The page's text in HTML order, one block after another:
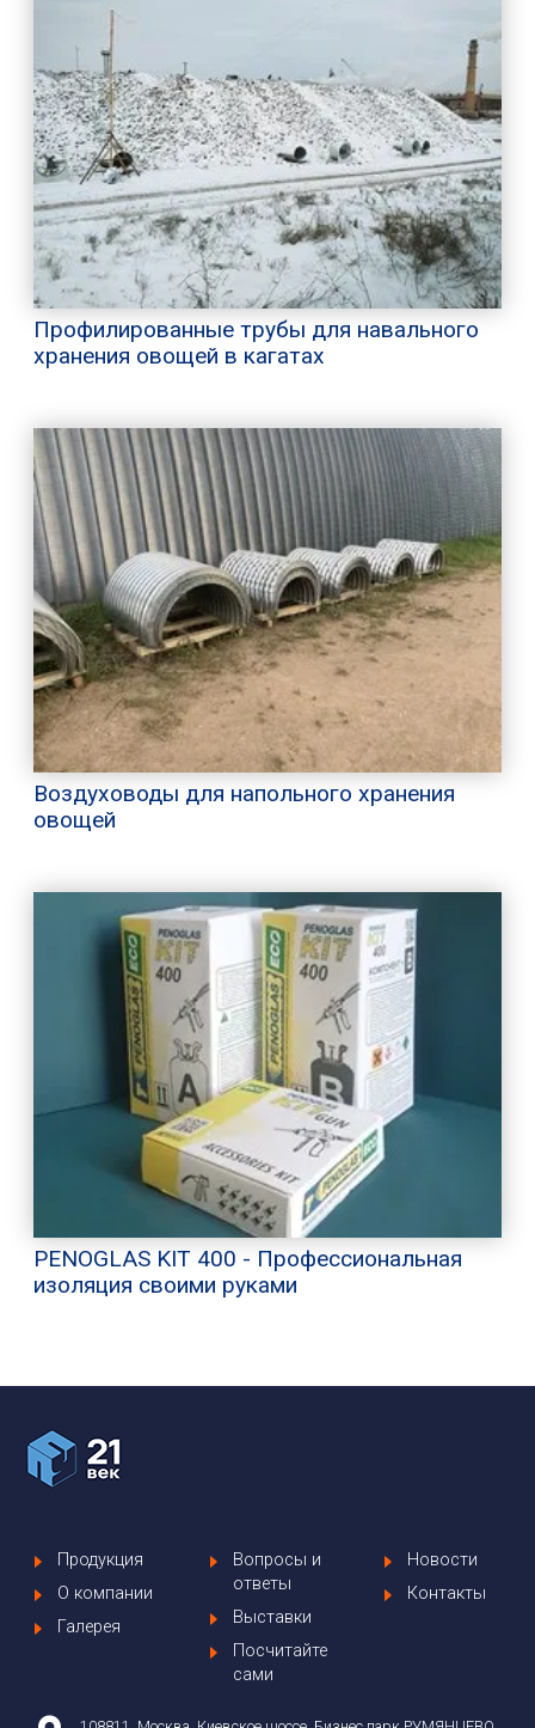
Профилированные трубы для навального
хранения овощей в кагатах
Воздуховоды для напольного хранения
овощей
PENOGLAS KIT 400 - Профессиональная
изоляция своими руками
Продукция
О компании
Галерея
Вопросы и
ответы
Выставки
Посчитайте
сами
Новости
Контакты